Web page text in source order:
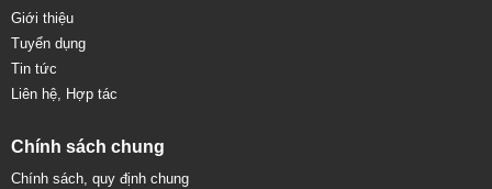
Giới thiệu
Tuyển dụng
Tin tức
Liên hệ, Hợp tác
Chính sách chung
Chính sách, quy định chung